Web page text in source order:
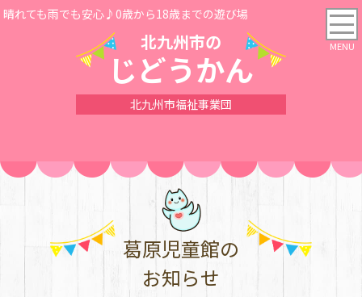
晴れても雨でも安心♪0歳から18歳までの遊び場
北九州市の
じどうかん
北九州市福祉事業団
葛原児童館の
お知らせ